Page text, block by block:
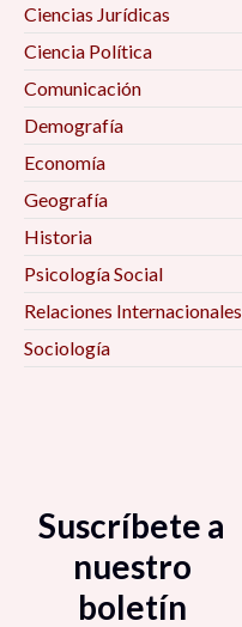
Ciencias Jurídicas
Ciencia Política
Comunicación
Demografía
Economía
Geografía
Historia
Psicología Social
Relaciones Internacionales
Sociología
Suscríbete a
nuestro
boletín